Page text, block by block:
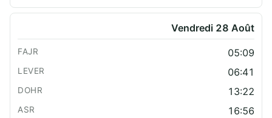
Vendredi 28 Août
05:09
06:41
13:22
16:56